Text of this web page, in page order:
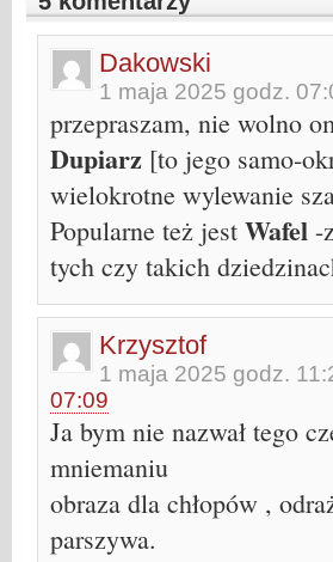
Dakowski
1 maja 2025 godz.
przepraszam, nie wolno
Dupiarz [to jego samo-
wielokrotne wylewanie
Popularne też jest Wafel -
tych czy takich
Krzysztof
1 maja 2025 godz.
07:09
Ja bym nie nazwał tego
mniemaniu
obraza dla chłopów ,
parszywa.